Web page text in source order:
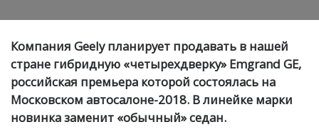
Компания Geely планирует продавать в нашей
стране гибридную «четырехдверку» Emgrand GE,
российская премьера которой состоялась на
Московском автосалоне-2018. В линейке марки
новинка заменит «обычный» седан.